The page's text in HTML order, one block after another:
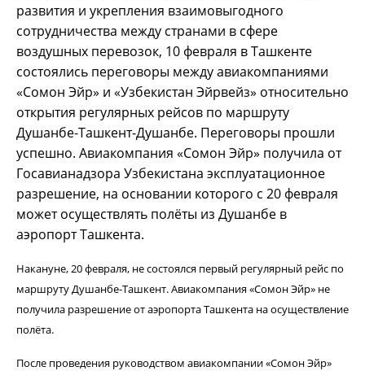
развития и укрепления взаимовыгодного
сотрудничества между странами в сфере
воздушных перевозок, 10 февраля в Ташкенте
состоялись переговоры между авиакомпаниями
«Сомон Эйр» и «Узбекистан Эйрвейз» относительно
открытия регулярных рейсов по маршруту
Душанбе-Ташкент-Душанбе. Переговоры прошли
успешно. Авиакомпания «Сомон Эйр» получила от
Госавианадзора Узбекистана эксплуатационное
разрешение, на основании которого с 20 февраля
может осуществлять полёты из Душанбе в
аэропорт Ташкента.
Накануне, 20 февраля, не состоялся первый регулярный рейс по
маршруту Душанбе-Ташкент. Авиакомпания «Сомон Эйр» не
получила разрешение от аэропорта Ташкента на осуществление
полёта.
После проведения руководством авиакомпании «Сомон Эйр»